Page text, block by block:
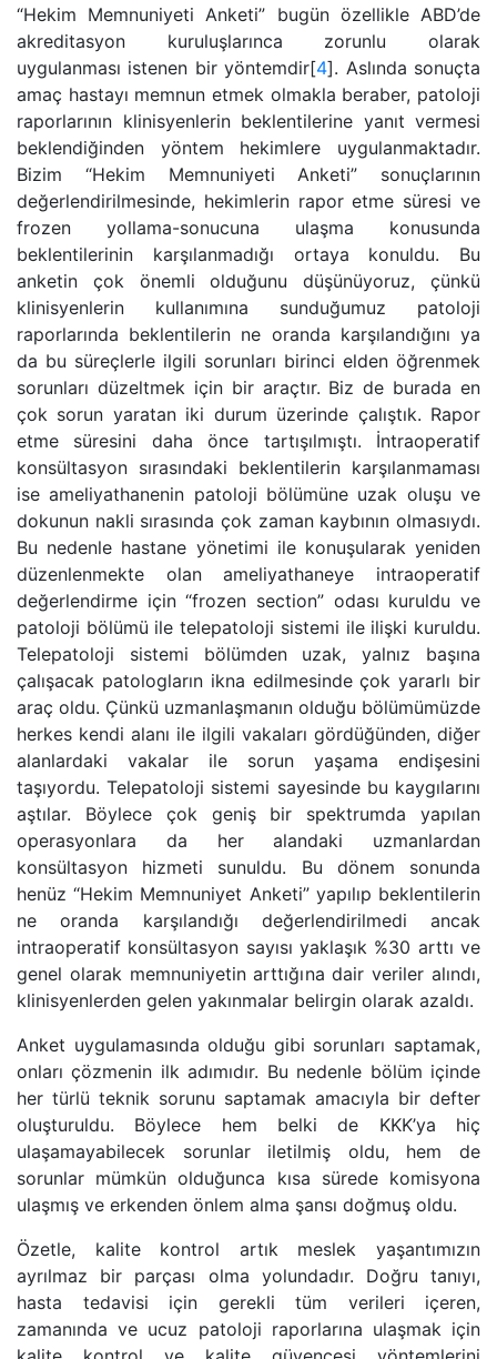
“Hekim Memnuniyeti Anketi” bugün özellikle ABD’de
akreditasyon kuruluşlarınca zorunlu olarak
uygulanması istenen bir yöntemdir[4]. Aslında sonuçta
amaç hastayı memnun etmek olmakla beraber, patoloji
raporlarının klinisyenlerin beklentilerine yanıt vermesi
beklendiğinden yöntem hekimlere uygulanmaktadır.
Bizim “Hekim Memnuniyeti Anketi” sonuçlarının
değerlendirilmesinde, hekimlerin rapor etme süresi ve
frozen yollama-sonucuna ulaşma konusunda
beklentilerinin karşılanmadığı ortaya konuldu. Bu
anketin çok önemli olduğunu düşünüyoruz, çünkü
klinisyenlerin kullanımına sunduğumuz patoloji
raporlarında beklentilerin ne oranda karşılandığını ya
da bu süreçlerle ilgili sorunları birinci elden öğrenmek
sorunları düzeltmek için bir araçtır. Biz de burada en
çok sorun yaratan iki durum üzerinde çalıştık. Rapor
etme süresini daha önce tartışılmıştı. İntraoperatif
konsültasyon sırasındaki beklentilerin karşılanmaması
ise ameliyathanenin patoloji bölümüne uzak oluşu ve
dokunun nakli sırasında çok zaman kaybının olmasıydı.
Bu nedenle hastane yönetimi ile konuşularak yeniden
düzenlenmekte olan ameliyathaneye intraoperatif
değerlendirme için “frozen section” odası kuruldu ve
patoloji bölümü ile telepatoloji sistemi ile ilişki kuruldu.
Telepatoloji sistemi bölümden uzak, yalnız başına
çalışacak patologların ikna edilmesinde çok yararlı bir
araç oldu. Çünkü uzmanlaşmanın olduğu bölümümüzde
herkes kendi alanı ile ilgili vakaları gördüğünden, diğer
alanlardaki vakalar ile sorun yaşama endişesini
taşıyordu. Telepatoloji sistemi sayesinde bu kaygılarını
aştılar. Böylece çok geniş bir spektrumda yapılan
operasyonlara da her alandaki uzmanlardan
konsültasyon hizmeti sunuldu. Bu dönem sonunda
henüz “Hekim Memnuniyet Anketi” yapılıp beklentilerin
ne oranda karşılandığı değerlendirilmedi ancak
intraoperatif konsültasyon sayısı yaklaşık %30 arttı ve
genel olarak memnuniyetin arttığına dair veriler alındı,
klinisyenlerden gelen yakınmalar belirgin olarak azaldı.
Anket uygulamasında olduğu gibi sorunları saptamak,
onları çözmenin ilk adımıdır. Bu nedenle bölüm içinde
her türlü teknik sorunu saptamak amacıyla bir defter
oluşturuldu. Böylece hem belki de KKK’ya hiç
ulaşamayabilecek sorunlar iletilmiş oldu, hem de
sorunlar mümkün olduğunca kısa sürede komisyona
ulaşmış ve erkenden önlem alma şansı doğmuş oldu.
Özetle, kalite kontrol artık meslek yaşantımızın
ayrılmaz bir parçası olma yolundadır. Doğru tanıyı,
hasta tedavisi için gerekli tüm verileri içeren,
zamanında ve ucuz patoloji raporlarına ulaşmak için